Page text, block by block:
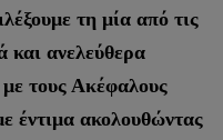
τη μία από τις
και ανελεύθερα
τους Ακέφαλους
έντιμα ακολουθώντας